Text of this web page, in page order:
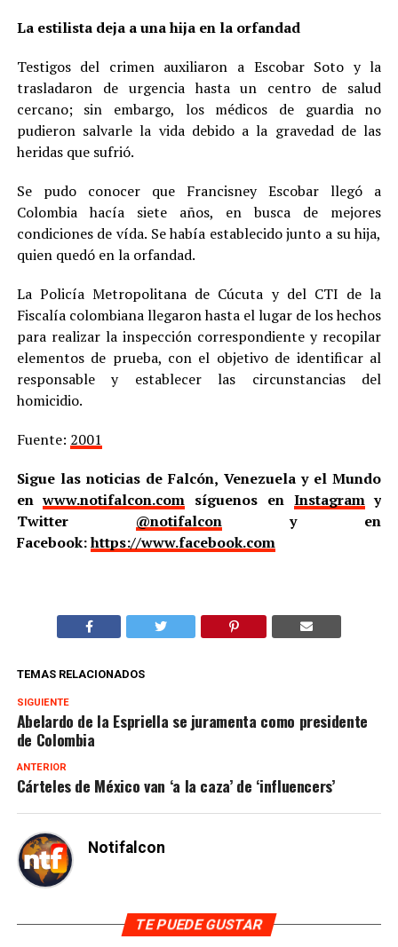
La estilista deja a una hija en la orfandad
Testigos del crimen auxiliaron a Escobar Soto y la
trasladaron de urgencia hasta un centro de salud
cercano; sin embargo, los médicos de guardia no
pudieron salvarle la vida debido a la gravedad de las
heridas que sufrió.
Se pudo conocer que Francisney Escobar llegó a
Colombia hacía siete años, en busca de mejores
condiciones de vída. Se había establecido junto a su hija,
quien quedó en la orfandad.
La Policía Metropolitana de Cúcuta y del CTI de la
Fiscalía colombiana llegaron hasta el lugar de los hechos
para realizar la inspección correspondiente y recopilar
elementos de prueba, con el objetivo de identificar al
responsable y establecer las circunstancias del
homicidio.
Fuente: 2001
Sigue las noticias de Falcón, Venezuela y el Mundo
enwww.notifalcon.com síguenos en Instagramy
Twitter @notifalcony en
Facebook:https://www.facebook.com
TEMAS RELACIONADOS
SIGUIENTE
Abelardo de la Espriella se juramenta como presidente
de Colombia
ANTERIOR
Cárteles de México van ‘a la caza’ de ‘influencers’
Notifalcon
TE PUEDE GUSTAR